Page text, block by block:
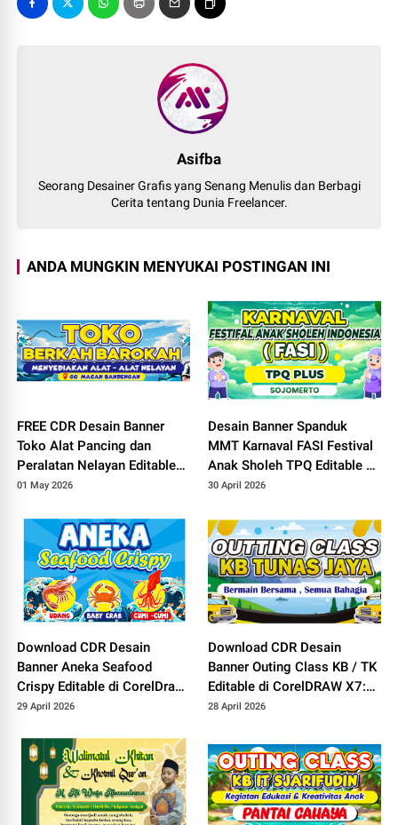
Asifba
Seorang Desainer Grafis yang Senang Menulis dan Berbagi
Cerita tentang Dunia Freelancer.
ANDA MUNGKIN MENYUKAI POSTINGAN INI
FREE CDR Desain Banner
Toko Alat Pancing dan
Peralatan Nelayan Editable
di CorelDRAW X7
01 May 2026
Desain Banner Spanduk
MMT Karnaval FASI Festival
Anak Sholeh TPQ Editable di
CorelDRAW X7
30 April 2026
Download CDR Desain
Banner Aneka Seafood
Crispy Editable di CorelDraw
X7: Cocok Buat Usaha
29 April 2026
Download CDR Desain
Banner Outing Class KB / TK
Editable di CorelDRAW X7:
Cocok Buat Piknik dan
28 April 2026